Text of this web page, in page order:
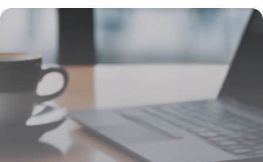
dominer votre visibilité SEO